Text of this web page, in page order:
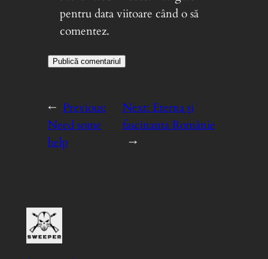
pentru data viitoare când o să
comentez.
← Previous:
Need some
help
Next: Eterna și
fascinanta Românie
→